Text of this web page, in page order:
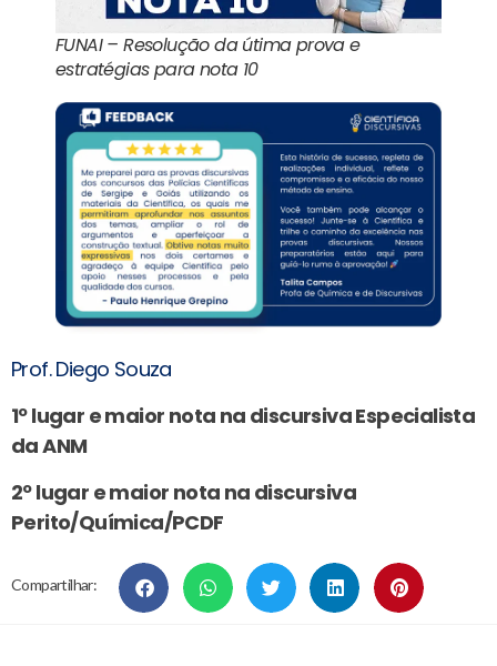
FUNAI – Resolução da útima prova e
estratégias para nota 10
Prof. Diego Souza
1º lugar e maior nota na discursiva Especialista
da ANM
2º lugar e maior nota na discursiva
Perito/Química/PCDF
Compartilhar: